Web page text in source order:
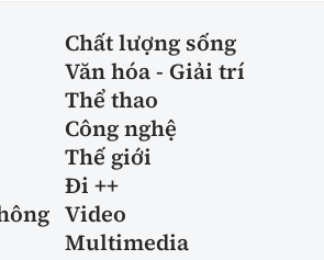
Chất lượng sống
Văn hóa - Giải trí
Thể thao
Công nghệ
Thế giới
Đi ++
Video
Multimedia